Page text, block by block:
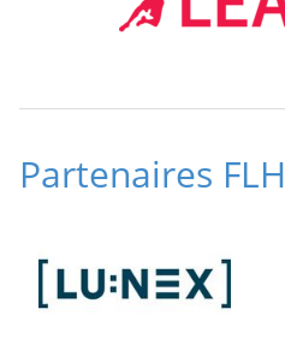
Partenaires FLH